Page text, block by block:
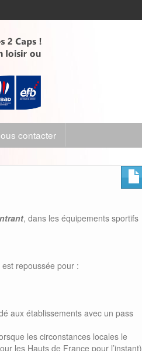
contacter
, dans les équipements sportifs
repoussée pour :
aux établissements avec un pass
les circonstances locales le
les Hauts de France pour l’instant)